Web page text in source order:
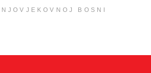
BOSNI